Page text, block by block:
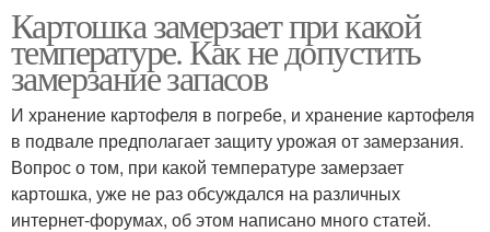
Картошка замерзает при какой
температуре. Как не допустить
замерзание запасов
И хранение картофеля в погребе, и хранение картофеля
в подвале предполагает защиту урожая от замерзания.
Вопрос о том, при какой температуре замерзает
картошка, уже не раз обсуждался на различных
интернет-форумах, об этом написано много статей.